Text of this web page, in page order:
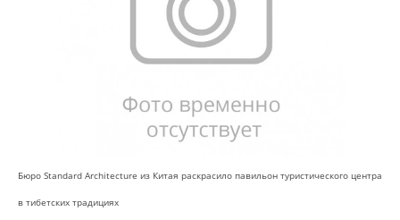
Бюро Standard Architecture из Китая раскрасило павильон туристического центра
в тибетских традициях